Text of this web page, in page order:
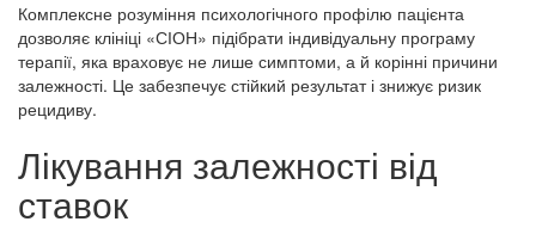
Комплексне розуміння психологічного профілю пацієнта
дозволяє клініці «СІОН» підібрати індивідуальну програму
терапії, яка враховує не лише симптоми, а й корінні причини
залежності. Це забезпечує стійкий результат і знижує ризик
рецидиву.
Лікування залежності від
ставок